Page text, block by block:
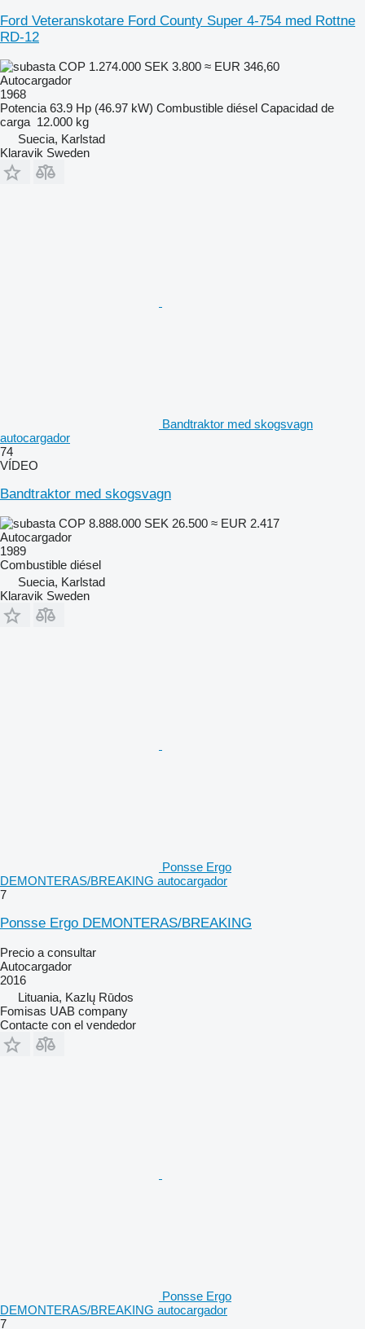
Ford Veteranskotare Ford County Super 4-754 med Rottne
RD-12
COP 1.274.000 SEK 3.800 ≈ EUR 346,60
Autocargador
1968
Potencia 63.9 Hp (46.97 kW) Combustible diésel Capacidad de
carga 12.000 kg
Suecia, Karlstad
Klaravik Sweden
Bandtraktor med skogsvagn
autocargador
74
VÍDEO
Bandtraktor med skogsvagn
COP 8.888.000 SEK 26.500 ≈ EUR 2.417
Autocargador
1989
Combustible diésel
Suecia, Karlstad
Klaravik Sweden
Ponsse Ergo
DEMONTERAS/BREAKING autocargador
7
Ponsse Ergo DEMONTERAS/BREAKING
Precio a consultar
Autocargador
2016
Lituania, Kazlų Rūdos
Fomisas UAB company
Contacte con el vendedor
Ponsse Ergo
DEMONTERAS/BREAKING autocargador
7